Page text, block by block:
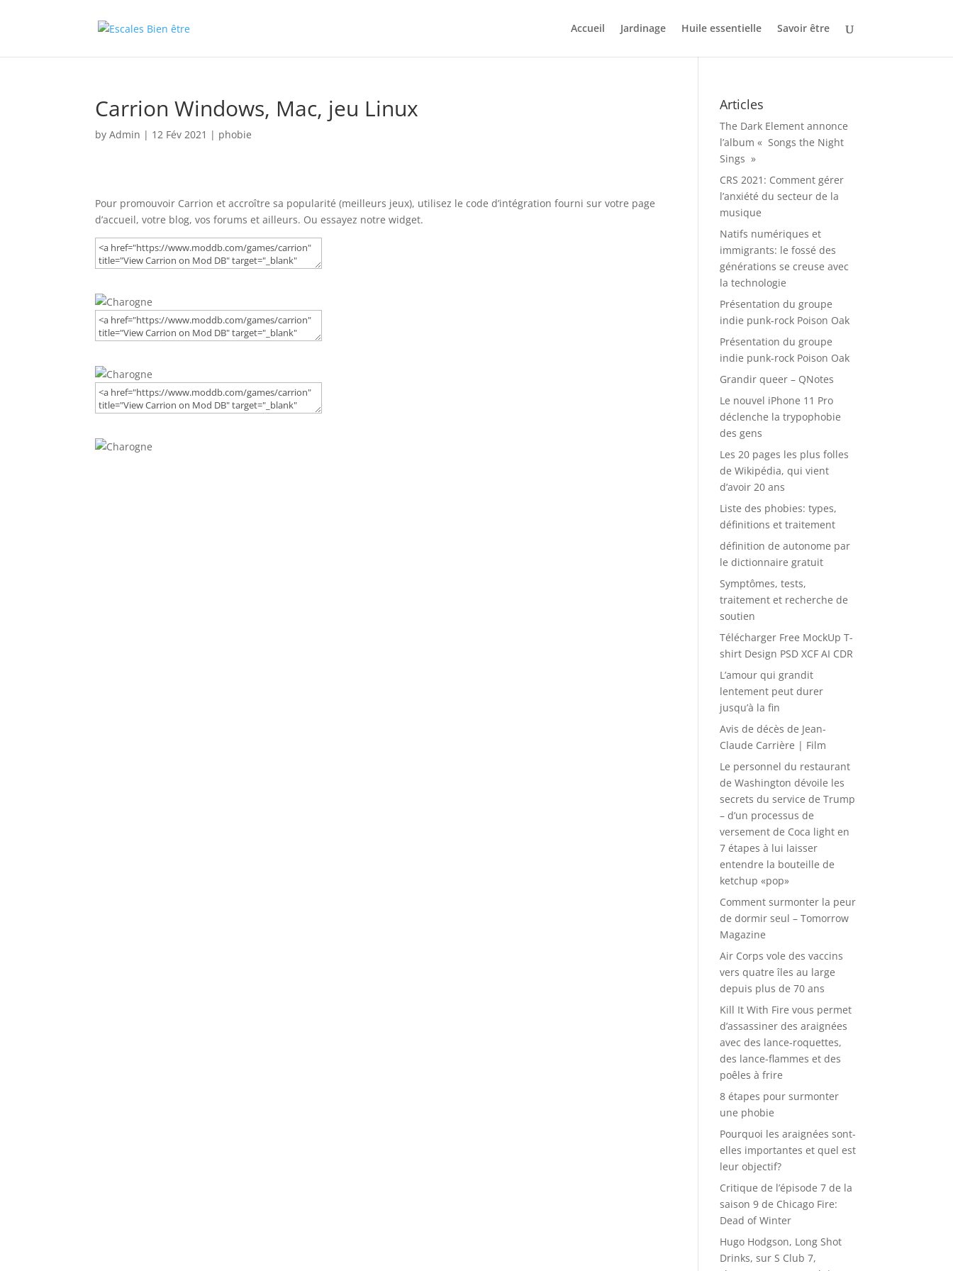
Accueil Jardinage Huile essentielle Savoir être
Carrion Windows, Mac, jeu Linux
byAdmin | 12 Fév 2021 | phobie
Pour promouvoir Carrion et accroître sa popularité (meilleurs jeux), utilisez le code d’intégration fourni sur votre page
d’accueil, votre blog, vos forums et ailleurs. Ou essayez notre widget.
Articles
The Dark Element annonce
l’album « Songs the Night
Sings »
CRS 2021: Comment gérer
l’anxiété du secteur de la
musique
Natifs numériques et
immigrants: le fossé des
générations se creuse avec
la technologie
Présentation du groupe
indie punk-rock Poison Oak
Présentation du groupe
indie punk-rock Poison Oak
Grandir queer – QNotes
Le nouvel iPhone 11 Pro
déclenche la trypophobie
des gens
Les 20 pages les plus folles
de Wikipédia, qui vient
d’avoir 20 ans
Liste des phobies: types,
définitions et traitement
définition de autonome par
le dictionnaire gratuit
Symptômes, tests,
traitement et recherche de
soutien
Télécharger Free MockUp T-
shirt Design PSD XCF AI CDR
L’amour qui grandit
lentement peut durer
jusqu’à la fin
Avis de décès de Jean-
Claude Carrière | Film
Le personnel du restaurant
de Washington dévoile les
secrets du service de Trump
– d’un processus de
versement de Coca light en
7 étapes à lui laisser
entendre la bouteille de
ketchup «pop»
Comment surmonter la peur
de dormir seul – Tomorrow
Magazine
Air Corps vole des vaccins
vers quatre îles au large
depuis plus de 70 ans
Kill It With Fire vous permet
d’assassiner des araignées
avec des lance-roquettes,
des lance-flammes et des
poêles à frire
8 étapes pour surmonter
une phobie
Pourquoi les araignées sont-
elles importantes et quel est
leur objectif?
Critique de l’épisode 7 de la
saison 9 de Chicago Fire:
Dead of Winter
Hugo Hodgson, Long Shot
Drinks, sur S Club 7,